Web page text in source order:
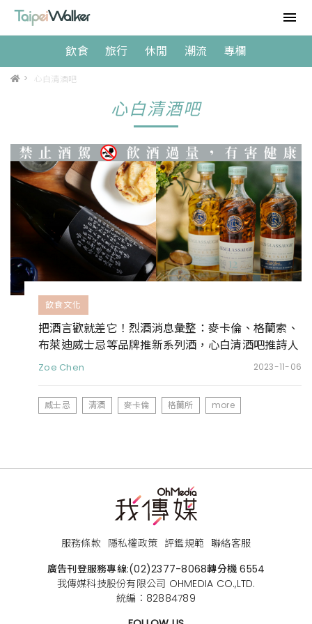
飲食 旅行 休閒 潮流 專欄
> 心白清酒吧
心白清酒吧
飲食文化
把酒言歡就差它！烈酒消息彙整：麥卡倫、格蘭索、
布萊迪威士忌等品牌推新系列酒，心白清酒吧推詩人
聯名日本酒
Zoe Chen 2023-11-06
威士忌 清酒 麥卡倫 格蘭所 more
服務條款 隱私權政策 評鑑規範 聯絡客服
廣告刊登服務專線:(02)2377-8068轉分機 6554
我傳媒科技股份有限公司 OHMEDIA CO.,LTD.
統編：82884789